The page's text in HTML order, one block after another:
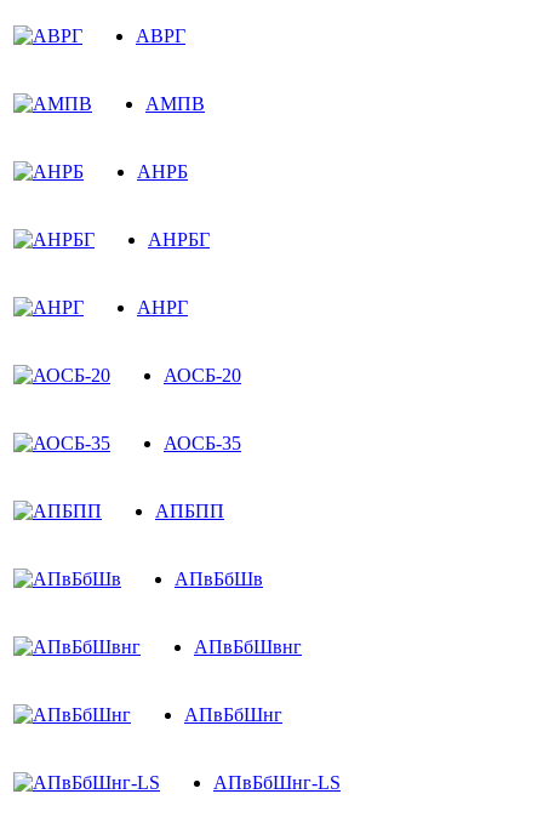
АВРГ
АМПВ
АНРБ
АНРБГ
АНРГ
АОСБ-20
АОСБ-35
АПБПП
АПвБбШв
АПвБбШвнг
АПвБбШнг
АПвБбШнг-LS